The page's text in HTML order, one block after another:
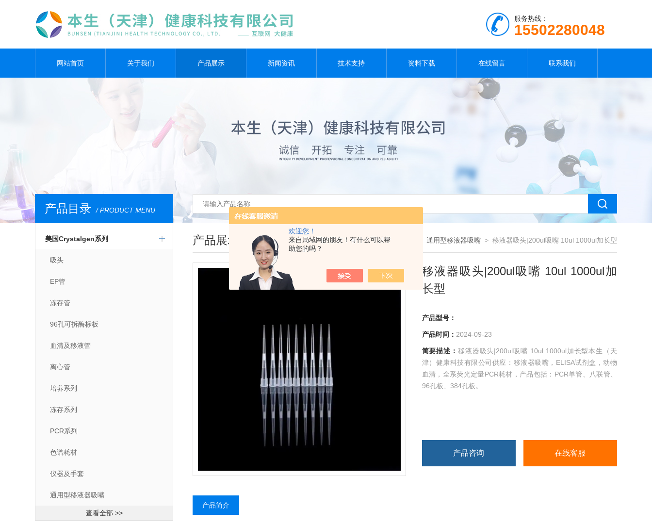
欢迎您！
来自局域网的朋友！有什么可以帮
助您的吗？
服务热线：
15502280048
网站首页 关于我们 产品展示 新闻资讯 技术支持 资料下载 在线留言 联系我们
产品目录 / PRODUCT MENU
美国Crystalgen系列
吸头
EP管
冻存管
96孔可拆酶标板
血清及移液管
离心管
培养系列
冻存系列
PCR系列
色谱耗材
仪器及手套
通用型移液器吸嘴
查看全部 >>
产品展示 您现在的位置：首页>产品展示 >美国Crystalgen系列 通用型移液器吸嘴 > 移液器吸头|200ul吸嘴 10ul 1000ul加长型
移液器吸头|200ul吸嘴 10ul 1000ul加
长型
产品型号：
产品时间： 2024-09-23
简要描述： 移液器吸头|200ul吸嘴 10ul 1000ul加长型本生（天
津）健康科技有限公司供应：移液器吸嘴，ELISA试剂盒，动物
血清，全系荧光定量PCR耗材，产品包括：PCR单管、八联管、
96孔板、384孔板。
产品咨询 在线客服
产品简介